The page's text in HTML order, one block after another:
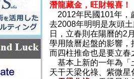
潛龍藏金，旺財報喜！
2012年民國101年，
去2008年明明是灰頭
日，立春則在陽曆的2
學用陰曆起盤的影響
而四柱推命也是要立
基本上新的一年為
天干天梁化祿、紫微